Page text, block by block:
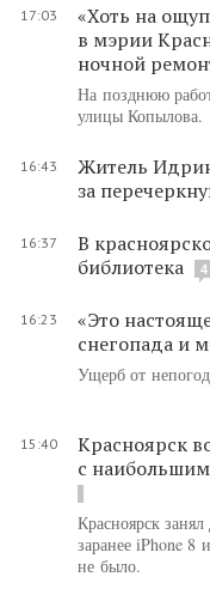
17:03
«Хоть на
в мэрии
ночной
На позднюю
улицы Копылова.
16:43
Житель
за
16:37
В
библиотека
4
16:23
«Это
снегопада и
Ущерб от
15:40
Красноярск
с
Красноярск
заранее iPhone 8
не было.